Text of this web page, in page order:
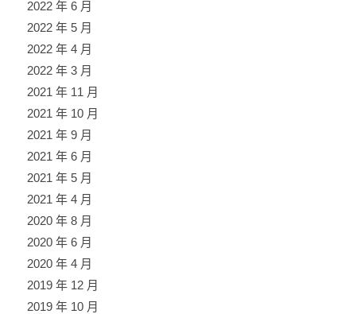
2022 年 6 月
2022 年 5 月
2022 年 4 月
2022 年 3 月
2021 年 11 月
2021 年 10 月
2021 年 9 月
2021 年 6 月
2021 年 5 月
2021 年 4 月
2020 年 8 月
2020 年 6 月
2020 年 4 月
2019 年 12 月
2019 年 10 月